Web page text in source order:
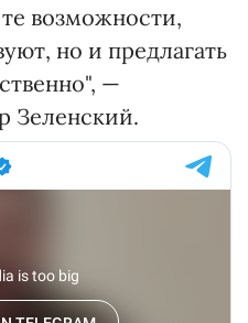
возможности,
но и предлагать
—
Зеленский.